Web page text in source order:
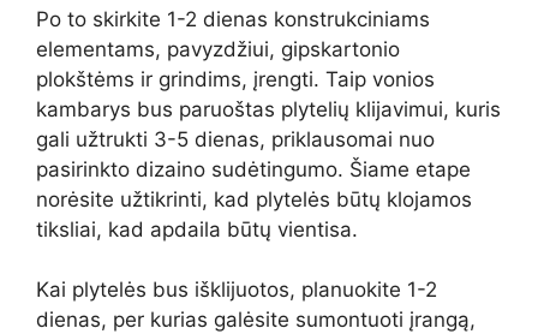
Po to skirkite 1-2 dienas konstrukciniams
elementams, pavyzdžiui, gipskartonio
plokštėms ir grindims, įrengti. Taip vonios
kambarys bus paruoštas plytelių klijavimui, kuris
gali užtrukti 3-5 dienas, priklausomai nuo
pasirinkto dizaino sudėtingumo. Šiame etape
norėsite užtikrinti, kad plytelės būtų klojamos
tiksliai, kad apdaila būtų vientisa.
Kai plytelės bus išklijuotos, planuokite 1-2
dienas, per kurias galėsite sumontuoti įrangą,